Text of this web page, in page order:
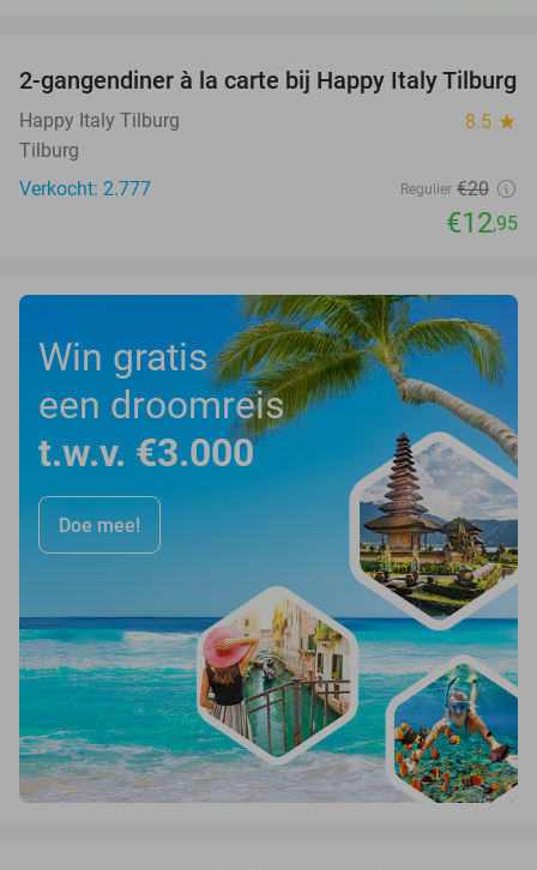
35%
2-gangendiner à la carte bij Happy Italy Tilburg
Happy Italy Tilburg 8.5 star
Tilburg
Verkocht: 2.777
Regulier €20
€12,95
Win gratis
een droomreis
t.w.v. €3.000
Doe mee!